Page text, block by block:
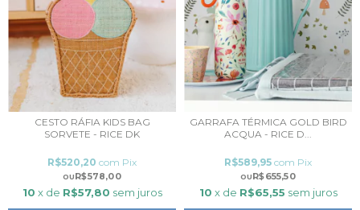
CESTO RÁFIA KIDS BAG
SORVETE - RICE DK
R$578,00
R$520,20 com Pix
10 x de R$57,80 sem juros
GARRAFA TÉRMICA GOLD BIRD
ACQUA - RICE D...
R$655,50
R$589,95 com Pix
10 x de R$65,55 sem juros